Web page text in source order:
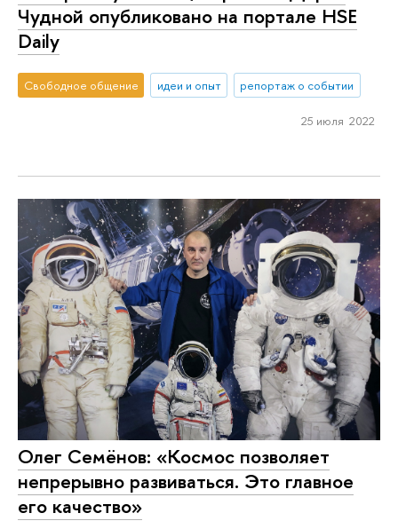
Чудной опубликовано на портале HSE
Daily
Свободное общение идеи и опыт репортаж о событии
25 июля 2022
Олег Семёнов: «Космос позволяет
непрерывно развиваться. Это главное
его качество»